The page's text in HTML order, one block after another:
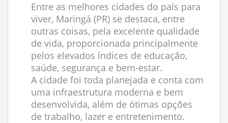
Entre as melhores cidades do país para
viver, Maringá (PR) se destaca, entre
outras coisas, pela excelente qualidade
de vida, proporcionada principalmente
pelos elevados índices de educação,
saúde, segurança e bem-estar.
A cidade foi toda planejada e conta com
uma infraestrutura moderna e bem
desenvolvida, além de ótimas opções
de trabalho, lazer e entretenimento.